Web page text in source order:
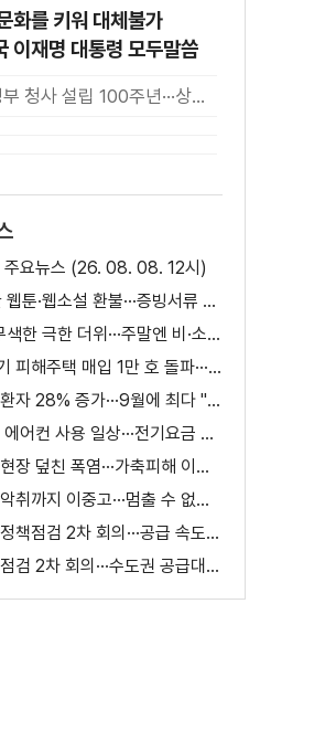
화를 키워 대체불가
이재명 대통령 모두말씀
임시정부 청사 설립 100주년···상하이서 만난 K-컬처! [세계 속 한국]
주요뉴스 (26. 08. 08. 12시)
"복잡한 웹툰·웹소설 환불···증빙서류 요구까지"
'입추' 무색한 극한 더위···주말엔 비·소나기
전세사기 피해주택 매입 1만 호 돌파···피해 지원 속도
식중독 환자 28% 증가···9월에 최다 "입추 방심 금물"
폭염 속 에어컨 사용 일상···전기요금 줄이려면?
농축산 현장 덮친 폭염···가축피해 이틀 새 28만 마리↑
폭염에 악취까지 이중고···멈출 수 없는 필수노동
부동산 정책점검 2차 회의···공급 속도전 본격화하나
부동산 점검 2차 회의···수도권 공급대책 논의